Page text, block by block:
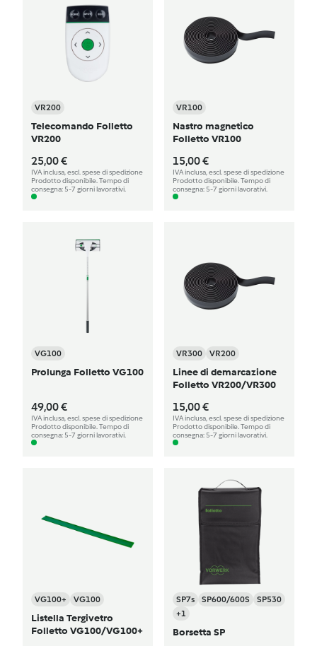
VR200
Telecomando Folletto
VR200
25,00 €
IVA inclusa, escl. spese di spedizione
Prodotto disponibile. Tempo di
consegna: 5-7 giorni lavorativi.
VR100
Nastro magnetico
Folletto VR100
15,00 €
IVA inclusa, escl. spese di spedizione
Prodotto disponibile. Tempo di
consegna: 5-7 giorni lavorativi.
VG100
Prolunga Folletto VG100
49,00 €
IVA inclusa, escl. spese di spedizione
Prodotto disponibile. Tempo di
consegna: 5-7 giorni lavorativi.
VR300 VR200
Linee di demarcazione
Folletto VR200/VR300
15,00 €
IVA inclusa, escl. spese di spedizione
Prodotto disponibile. Tempo di
consegna: 5-7 giorni lavorativi.
VG100+ VG100
Listella Tergivetro
Folletto VG100/VG100+
SP7s SP600/600S
SP530
+1
Borsetta SP